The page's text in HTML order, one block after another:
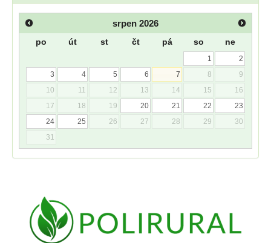
srpen 2026
po út st čt pá so ne
1
2
3
4 5 6 7 8
9
10
11 12 13 14 15
16
17
18 19 20 21 22
23
24
25 26 27 28 29
30
31